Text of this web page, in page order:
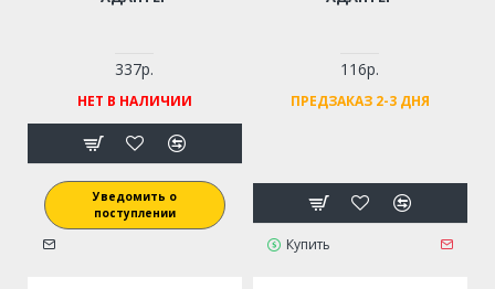
337р.
НЕТ В НАЛИЧИИ
Уведомить о
поступлении
116р.
ПРЕДЗАКАЗ 2-3 ДНЯ
Купить